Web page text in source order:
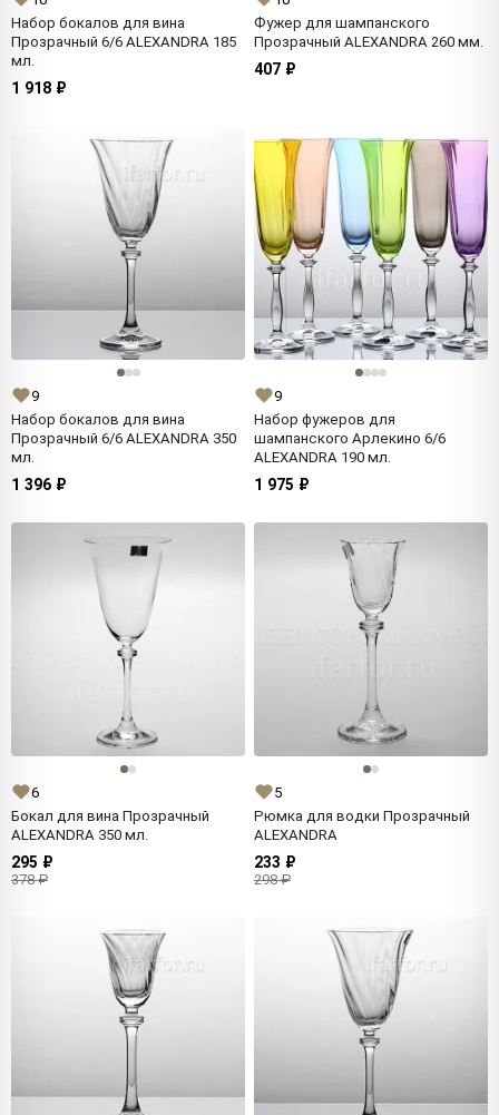
Набор бокалов для вина
Прозрачный 6/6 ALEXANDRA 185
мл.
1 918 ₽
Фужер для шампанского
Прозрачный ALEXANDRA 260 мм.
407 ₽
9
Набор бокалов для вина
Прозрачный 6/6 ALEXANDRA 350
мл.
1 396 ₽
9
Набор фужеров для
шампанского Арлекино 6/6
ALEXANDRA 190 мл.
1 975 ₽
6
Бокал для вина Прозрачный
ALEXANDRA 350 мл.
295 ₽
378 ₽
5
Рюмка для водки Прозрачный
ALEXANDRA
233 ₽
298 ₽